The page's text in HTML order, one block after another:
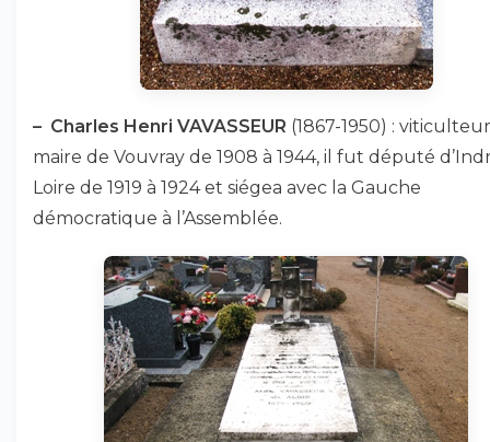
– Charles Henri VAVASSEUR (1867-1950) :
maire de Vouvray de 1908 à 1944, il fut député
Loire de 1919 à 1924 et siégea avec la Gauche
démocratique à l’Assemblée.